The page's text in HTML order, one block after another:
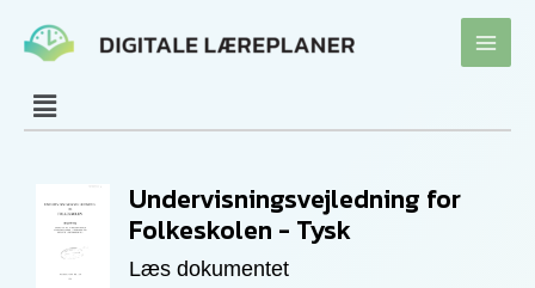
Undervisningsvejledning for
Folkeskolen - Tysk
Læs dokumentet